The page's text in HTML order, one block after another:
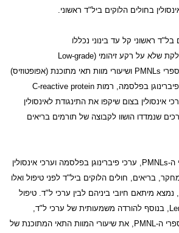
בחולים הלוקים ביל"ד ראשוני.
ראשוני קל עד בינוני נכללו
שלא על רקע זיהומי (Low-grade
PMNLs ושיעורי מוות תאי מתוכנת (אפופטוזיס)
פיברינוגן בפלסמה, רמות C-reactive protein
אינסולין בצום שיקפו את התינגודת לאינסולין
שנמדדו הושוו לקבוצה של תורמים בריאים
ה-PMNLs , ערכי פיברינוגן בפלסמה וערכי אינסולין
בריאים, חולים הלוקים ביל"ד לפני טיפול ואלו
מיתאם חיובי ביניהם לבין ערכי ל"ד. טיפול
, בנוסף להורדה משמעותית של ערכי ל"ד,
ה- PMNL , את שיעורי המוות התאי המתוכנת של